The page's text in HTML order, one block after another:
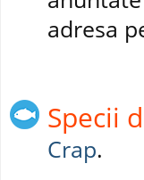
adresa
Specii
Crap.